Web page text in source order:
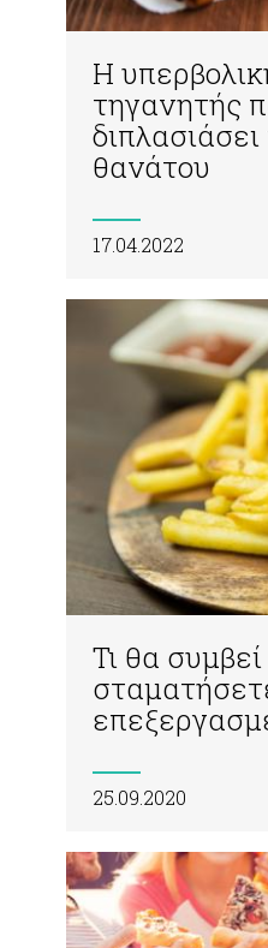
H
τηγανητής
θανάτου
17.04.2022
Τι θα
25.09.2020